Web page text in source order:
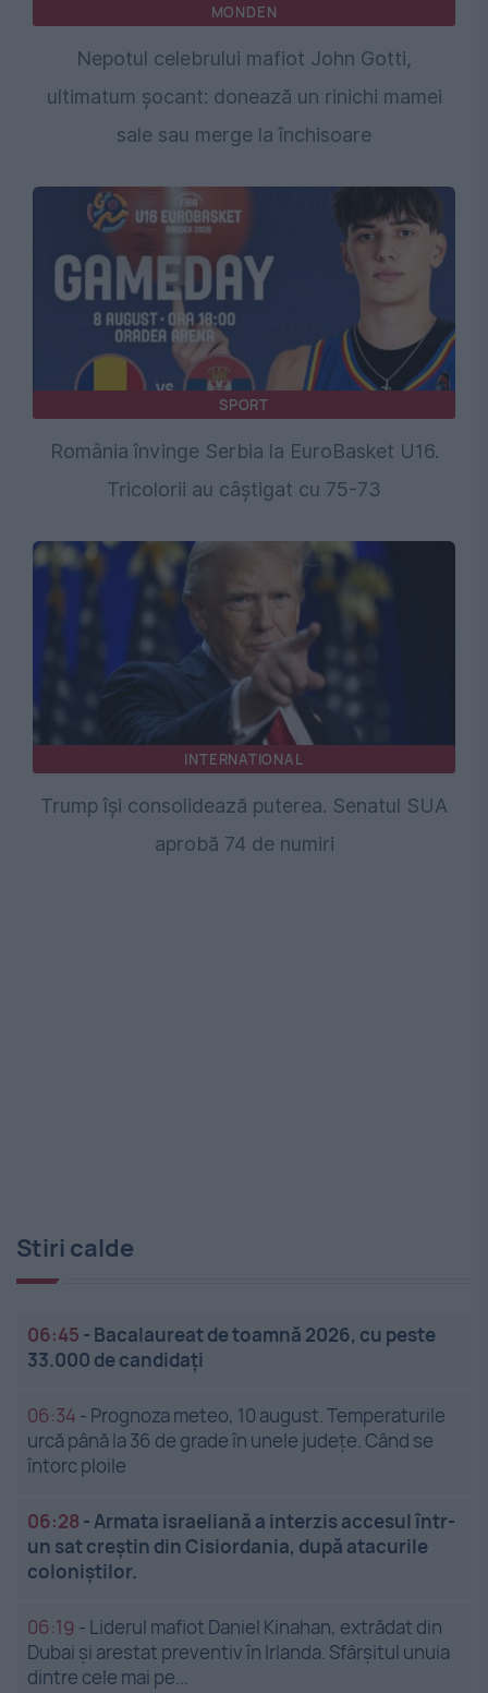
MONDEN
Nepotul celebrului mafiot John Gotti,
ultimatum șocant: donează un rinichi mamei
sale sau merge la închisoare
SPORT
România învinge Serbia la EuroBasket U16.
Tricolorii au câștigat cu 75-73
INTERNATIONAL
Trump își consolidează puterea. Senatul SUA
aprobă 74 de numiri
Stiri calde
06:45 - Bacalaureat de toamnă 2026, cu peste
33.000 de candidați
06:34 - Prognoza meteo, 10 august. Temperaturile
urcă până la 36 de grade în unele județe. Când se
întorc ploile
06:28 -Armata israeliană a interzis accesul într-
un sat creștin din Cisiordania, după atacurile
coloniștilor.
06:19 - Liderul mafiot Daniel Kinahan, extrădat din
Dubai și arestat preventiv în Irlanda. Sfârșitul unuia
dintre cele mai pe...